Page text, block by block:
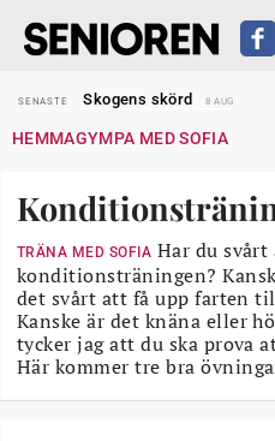
SENASTE
Skogens skörd
8 AUG
SENASTE
Reform för äldre kan bli
SENASTE
Snart kan
SENASTE
Hyror rusar ifrån äldres
SENASTE
Skogens skörd 8 AUG
HEMMAGYMPA MED SOFIA
TRÄNA MED SOFIA Har du
konditionsträningen?
det svårt att få upp farten
Kanske är det knäna eller
tycker jag att du ska prova
Här kommer tre bra